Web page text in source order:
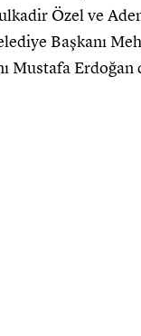
Özel ve
Başkanı
Mustafa Erdoğan